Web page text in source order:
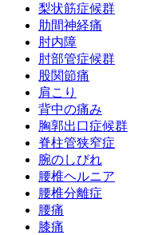
梨状筋症候群
肋間神経痛
肘内障
肘部管症候群
股関節痛
肩こり
背中の痛み
胸郭出口症候群
脊柱管狭窄症
腕のしびれ
腰椎ヘルニア
腰椎分離症
腰痛
膝痛